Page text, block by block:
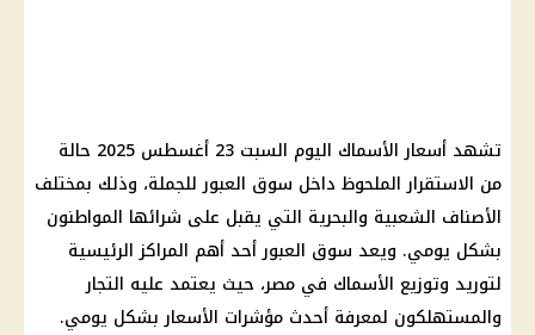
تشهد أسعار الأسماك اليوم السبت 23 أغسطس 2025 حالة
من الاستقرار الملحوظ داخل سوق العبور للجملة، وذلك بمختلف
الأصناف الشعبية والبحرية التي يقبل على شرائها المواطنون
بشكل يومي. ويعد سوق العبور أحد أهم المراكز الرئيسية
لتوريد وتوزيع الأسماك في مصر، حيث يعتمد عليه التجار
والمستهلكون لمعرفة أحدث مؤشرات الأسعار بشكل يومي.